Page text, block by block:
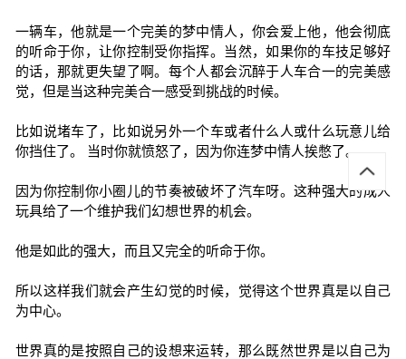
一辆车，他就是一个完美的梦中情人，你会爱上他，他会彻底
的听命于你，让你控制受你指挥。当然，如果你的车技足够好
的话，那就更失望了啊。每个人都会沉醉于人车合一的完美感
觉，但是当这种完美合一感受到挑战的时候。
比如说堵车了，比如说另外一个车或者什么人或什么玩意儿给
你挡住了。 当时你就愤怒了，因为你连梦中情人挨憋了。
因为你控制你小圈儿的节奏被破坏了汽车呀。这种强大的成人
玩具给了一个维护我们幻想世界的机会。
他是如此的强大，而且又完全的听命于你。
所以这样我们就会产生幻觉的时候，觉得这个世界真是以自己
为中心。
世界真的是按照自己的设想来运转，那么既然世界是以自己为